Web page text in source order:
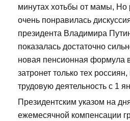
минутах хотьбы от мамы,
очень понравилась
президента Владимира
показалась достаточно
новая пенсионная формула
затронет только тех
трудовую деятельность с 1
Президентским указом на
ежемесячной компенсации